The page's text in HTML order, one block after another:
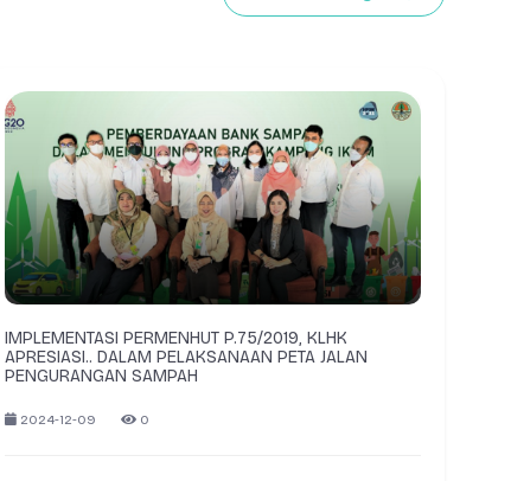
IMPLEMENTASI PERMENHUT P.75/2019, KLHK
APRESIASI.. DALAM PELAKSANAAN PETA JALAN
PENGURANGAN SAMPAH
2024-12-09 0